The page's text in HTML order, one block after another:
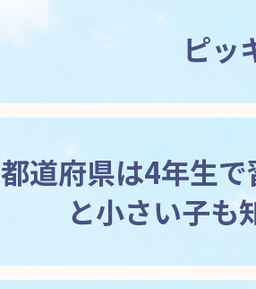
ピッ
都道府県は4年生
と小さい子も